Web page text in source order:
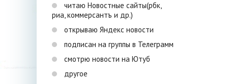
читаю Новостные сайты(рбк,
риа, коммерсантъ и др.)
открываю Яндекс новости
подписан на группы в Телеграмм
смотрю новости на Ютуб
другое